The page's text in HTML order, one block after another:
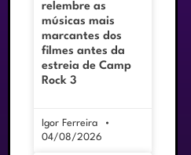
relembre as
músicas mais
marcantes dos
filmes antes da
estreia de Camp
Rock 3
Igor Ferreira
04/08/2026